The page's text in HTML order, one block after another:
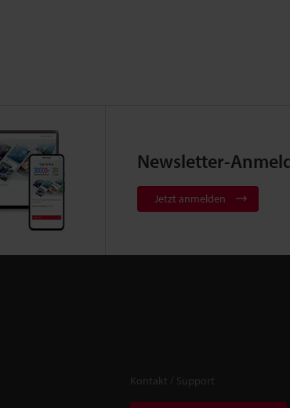
Newsletter-
Jetzt anmelden
Kontakt / Support